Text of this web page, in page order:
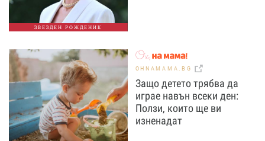
ЗВЕЗДЕН РОЖДЕНИК
OHNAMAMA.BG
Защо детето трябва да
играе навън всеки ден:
Ползи, които ще ви
изненадат